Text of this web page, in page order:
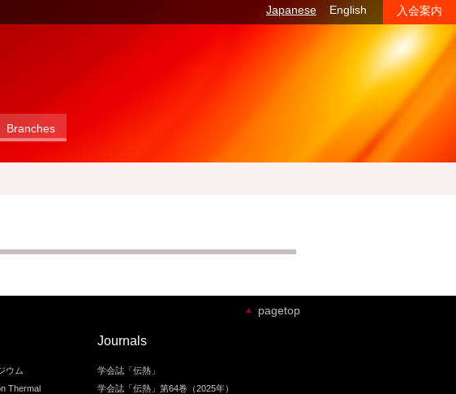
入会案内
Japanese English
Branches
pagetop
ウム
Thermal
Journals
学会誌「伝熱」
学会誌「伝熱」第64巻（2025年）